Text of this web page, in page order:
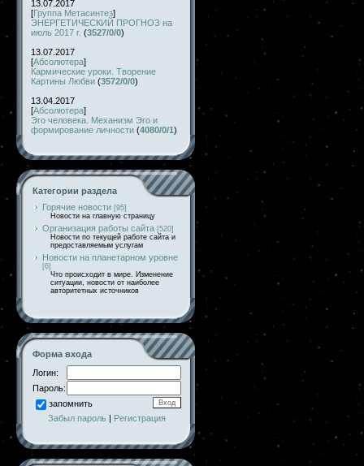
13.07.2017
[Группа Метасинтез]
ЭНЕРГЕТИЧЕСКИЙ ПРОГНОЗ на
июль 2017 г. (3527/0/0)
13.07.2017
[Абсолютера]
Кармические уроки. Творение
Картины Любви (3572/0/0)
13.04.2017
[Абсолютера]
Эго человека. Механизм Эго и
формирование личности (4080/0/1)
Категории раздела
Горячие новости [95]
Новости на главную страницу
Организация работы сайта [520]
Новости по текущей работе сайта и
предоставляемым услугам
Новости на планетарном уровне
[6]
Что происходит в мире. Изменение
ситуации, новости от наиболее
авторитетных источников
Форма входа
Логин:
Пароль:
запомнить
Забыл пароль | Регистрация